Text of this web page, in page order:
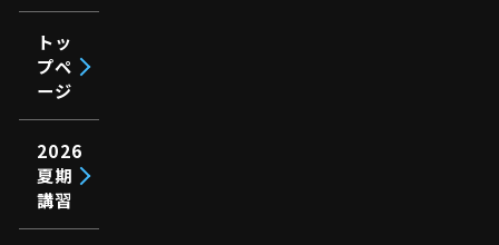
トッ
プペ
ージ
2026
夏期
講習